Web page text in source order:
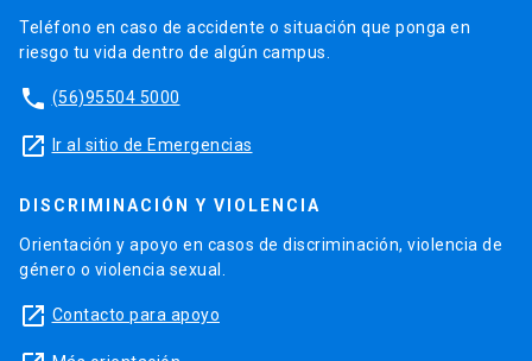
Teléfono en caso de accidente o situación que ponga en
riesgo tu vida dentro de algún campus.
phone (56)95504 5000
launch Ir al sitio de Emergencias
DISCRIMINACIÓN Y VIOLENCIA
Orientación y apoyo en casos de discriminación, violencia de
género o violencia sexual.
launch Contacto para apoyo